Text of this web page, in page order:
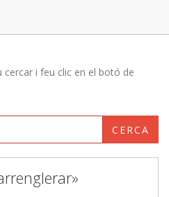
i feu clic en el botó de
CERCA